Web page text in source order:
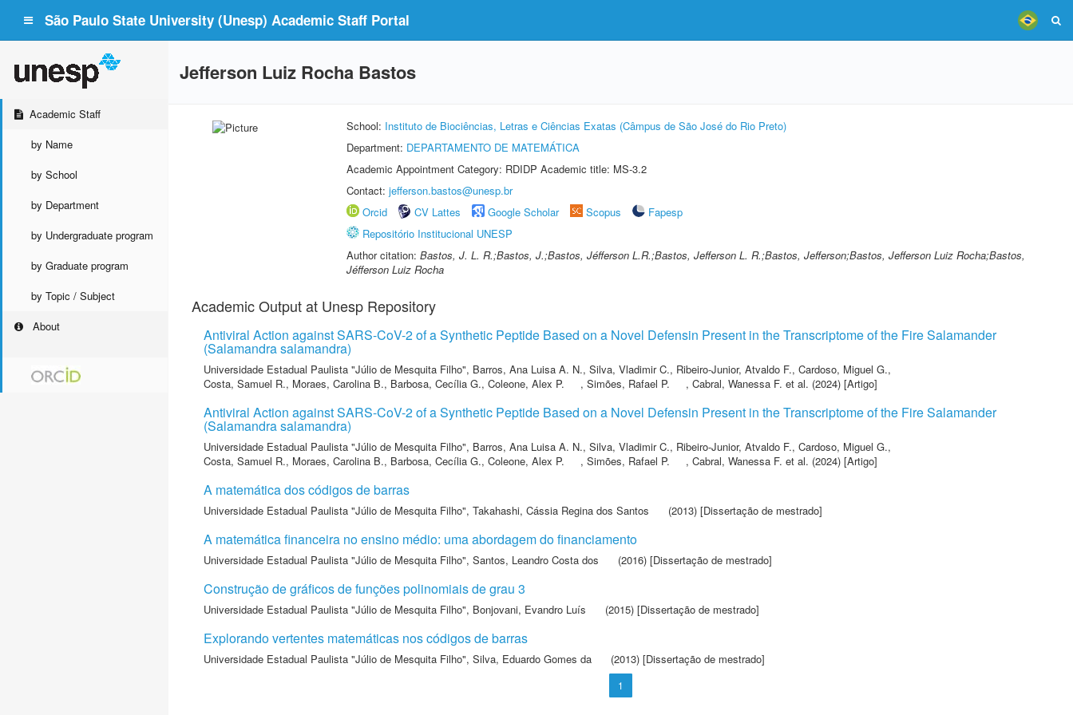
São Paulo State University (Unesp) Academic Staff Portal
Academic Staff
by Name
by School
by Department
by Undergraduate program
by Graduate program
by Topic / Subject
About
Jefferson Luiz Rocha Bastos
School: Instituto de Biociências, Letras e Ciências Exatas (Câmpus de São José do Rio Preto)
Department: DEPARTAMENTO DE MATEMÁTICA
Academic Appointment Category: RDIDP Academic title: MS-3.2
Contact: jefferson.bastos@unesp.br
Orcid
CV Lattes Google Scholar Scopus
Fapesp
Repositório Institucional UNESP
Author citation: Bastos, J. L. R.;Bastos, J.;Bastos, Jéfferson L.R.;Bastos, Jefferson L. R.;Bastos, Jefferson;Bastos, Jefferson Luiz Rocha;Bastos,
Jéfferson Luiz Rocha
Academic Output at Unesp Repository
Antiviral Action against SARS-CoV-2 of a Synthetic Peptide Based on a Novel Defensin Present in the Transcriptome of the Fire Salamander
(Salamandra salamandra)
Universidade Estadual Paulista "Júlio de Mesquita Filho", Barros, Ana Luisa A. N., Silva, Vladimir C., Ribeiro-Junior, Atvaldo F., Cardoso, Miguel G.,
Costa, Samuel R., Moraes, Carolina B., Barbosa, Cecília G., Coleone, Alex P. , Simões, Rafael P. , Cabral, Wanessa F. et al. (2024) [Artigo]
Antiviral Action against SARS-CoV-2 of a Synthetic Peptide Based on a Novel Defensin Present in the Transcriptome of the Fire Salamander
(Salamandra salamandra)
Universidade Estadual Paulista "Júlio de Mesquita Filho", Barros, Ana Luisa A. N., Silva, Vladimir C., Ribeiro-Junior, Atvaldo F., Cardoso, Miguel G.,
Costa, Samuel R., Moraes, Carolina B., Barbosa, Cecília G., Coleone, Alex P. , Simões, Rafael P. , Cabral, Wanessa F. et al. (2024) [Artigo]
A matemática dos códigos de barras
Universidade Estadual Paulista "Júlio de Mesquita Filho", Takahashi, Cássia Regina dos Santos (2013) [Dissertação de mestrado]
A matemática financeira no ensino médio: uma abordagem do financiamento
Universidade Estadual Paulista "Júlio de Mesquita Filho", Santos, Leandro Costa dos (2016) [Dissertação de mestrado]
Construção de gráficos de funções polinomiais de grau 3
Universidade Estadual Paulista "Júlio de Mesquita Filho", Bonjovani, Evandro Luís (2015) [Dissertação de mestrado]
Explorando vertentes matemáticas nos códigos de barras
Universidade Estadual Paulista "Júlio de Mesquita Filho", Silva, Eduardo Gomes da (2013) [Dissertação de mestrado]
1